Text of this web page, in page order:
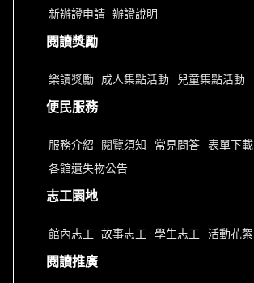
新辦證申請 辦證說明
閱讀獎勵
樂讀獎勵 成人集點活動 兒童集點活動
便民服務
服務介紹 閱覽須知 常見問答 表單下載
各館遺失物公告
志工園地
館內志工 故事志工 學生志工 活動花絮
閱讀推廣